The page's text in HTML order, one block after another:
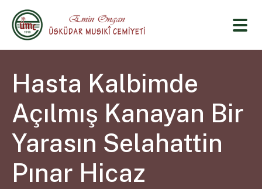
Hasta Kalbimde
Açılmış Kanayan Bir
Yarasın Selahattin
Pınar Hicaz